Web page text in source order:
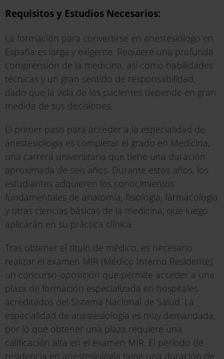
Requisitos y Estudios Necesarios:
La formación para convertirse en anestesiólogo en
España es larga y exigente. Requiere una profunda
comprensión de la medicina, así como habilidades
técnicas y un gran sentido de responsabilidad,
dado que la vida de los pacientes depende en gran
medida de sus decisiones.
El primer paso para acceder a la especialidad de
anestesiología es completar el grado en Medicina,
una carrera universitaria que tiene una duración
aproximada de seis años. Durante estos años, los
estudiantes adquieren los conocimientos
fundamentales de anatomía, fisiología, farmacología
y otras ciencias básicas de la medicina, que luego
aplicarán en su práctica clínica.
Tras obtener el título de médico, es necesario
realizar el examen MIR (Médico Interno Residente),
un concurso-oposición que permite acceder a una
plaza de formación especializada en hospitales
acreditados del Sistema Nacional de Salud. La
especialidad de anestesiología es muy demandada,
por lo que obtener una plaza requiere una
calificación alta en el examen MIR. El período de
residencia en anestesiología tiene una duración de